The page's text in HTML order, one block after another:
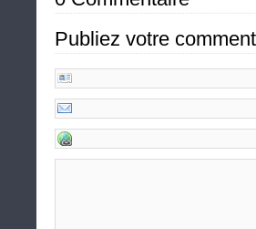
Publiez votre